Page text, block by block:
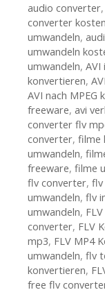
audio converter,
converter
umwandeln,
umwandeln
umwandeln, AVI
konvertieren,
AVI nach MPEG
freeware, avi
converter flv
converter, filme
umwandeln,
freeware, filme
flv converter, flv
umwandeln, flv
umwandeln,
converter, FLV
mp3, FLV MP4
umwandeln, flv
konvertieren,
free flv